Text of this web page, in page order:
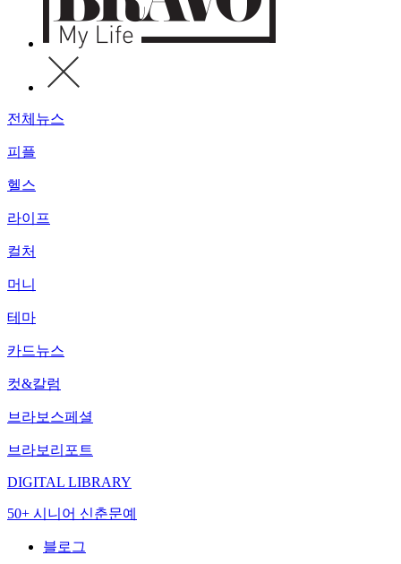
전체뉴스
피플
헬스
라이프
컬처
머니
테마
카드뉴스
컷&칼럼
브라보스페셜
브라보리포트
DIGITAL LIBRARY
50+ 시니어 신춘문예
블로그